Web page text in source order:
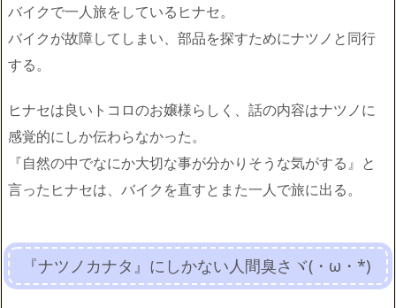
バイクで一人旅をしているヒナセ。
バイクが故障してしまい、部品を探すためにナツノと同行
する。
ヒナセは良いトコロのお嬢様らしく、話の内容はナツノに
感覚的にしか伝わらなかった。
『自然の中でなにか大切な事が分かりそうな気がする』と
言ったヒナセは、バイクを直すとまた一人で旅に出る。
『ナツノカナタ』にしかない人間臭さヾ(・ω・*)